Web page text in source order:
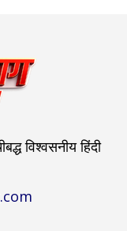
विश्वसनीय हिंदी